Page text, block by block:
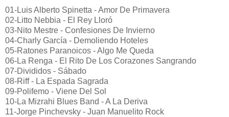
01-Luis Alberto Spinetta - Amor De Primavera
02-Litto Nebbia - El Rey Lloró
03-Nito Mestre - Confesiones De Invierno
04-Charly García - Demoliendo Hoteles
05-Ratones Paranoicos - Algo Me Queda
06-La Renga - El Rito De Los Corazones Sangrando
07-Divididos - Sábado
08-Riff - La Espada Sagrada
09-Polifemo - Viene Del Sol
10-La Mizrahi Blues Band - A La Deriva
11-Jorge Pinchevsky - Juan Manuelito Rock